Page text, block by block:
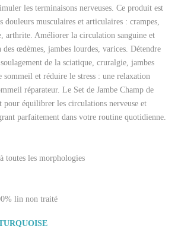
les terminaisons nerveuses. Ce produit est
douleurs musculaires et articulaires : crampes,
arthrite. Améliorer la circulation sanguine et
œdèmes, jambes lourdes, varices. Détendre
de la sciatique, cruralgie, jambes
sommeil et réduire le stress : une relaxation
réparateur. Le Set de Jambe Champ de
pour équilibrer les circulations nerveuse et
parfaitement dans votre routine quotidienne.
toutes les morphologies
lin non traité